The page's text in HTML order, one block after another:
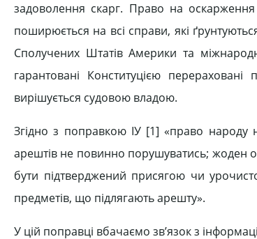
задоволення скарг. Право на оскарження
поширюється на всі справи, які
Сполучених Штатів Америки та
гарантовані Конституцією
вирішується судовою владою.
Згідно з поправкою ІУ [1] «право народу
арештів не повинно порушуватись; жоден
бути підтверджений присягою чи
предметів, що підлягають арешту».
У цій поправці вбачаємо зв’язок з